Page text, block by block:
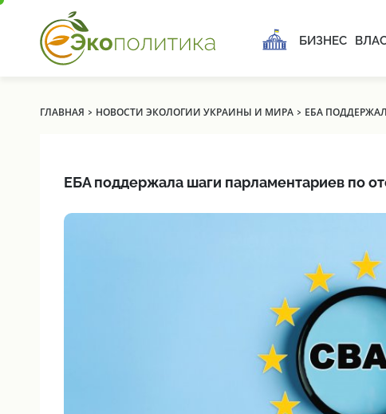
БИЗНЕС
ГЛАВНАЯ › НОВОСТИ ЭКОЛОГИИ УКРАИНЫ И МИРА› ЕБА
ЕБА поддержала шаги парламентариев по